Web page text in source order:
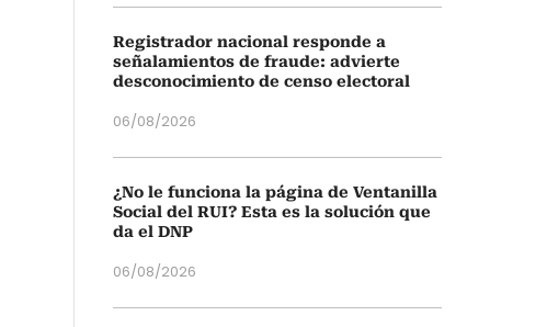
Registrador nacional responde a
señalamientos de fraude: advierte
desconocimiento de censo electoral
06/08/2026
¿No le funciona la página de Ventanilla
Social del RUI? Esta es la solución que
da el DNP
06/08/2026